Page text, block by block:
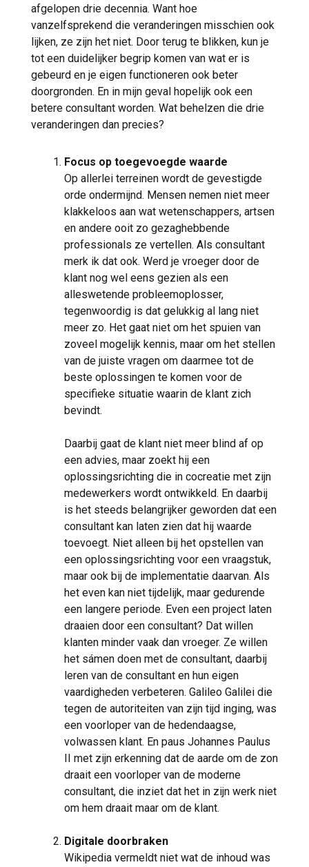
afgelopen drie decennia. Want hoe
vanzelfsprekend die veranderingen misschien ook
lijken, ze zijn het niet. Door terug te blikken, kun je
tot een duidelijker begrip komen van wat er is
gebeurd en je eigen functioneren ook beter
doorgronden. En in mijn geval hopelijk ook een
betere consultant worden. Wat behelzen die drie
veranderingen dan precies?
Focus op toegevoegde waarde
Op allerlei terreinen wordt de gevestigde
orde ondermijnd. Mensen nemen niet meer
klakkeloos aan wat wetenschappers, artsen
en andere ooit zo gezaghebbende
professionals ze vertellen. Als consultant
merk ik dat ook. Werd je vroeger door de
klant nog wel eens gezien als een
alleswetende probleemoplosser,
tegenwoordig is dat gelukkig al lang niet
meer zo. Het gaat niet om het spuien van
zoveel mogelijk kennis, maar om het stellen
van de juiste vragen om daarmee tot de
beste oplossingen te komen voor de
specifieke situatie waarin de klant zich
bevindt.
Daarbij gaat de klant niet meer blind af op
een advies, maar zoekt hij een
oplossingsrichting die in cocreatie met zijn
medewerkers wordt ontwikkeld. En daarbij
is het steeds belangrijker geworden dat een
consultant kan laten zien dat hij waarde
toevoegt. Niet alleen bij het opstellen van
een oplossingsrichting voor een vraagstuk,
maar ook bij de implementatie daarvan. Als
het even kan niet tijdelijk, maar gedurende
een langere periode. Even een project laten
draaien door een consultant? Dat willen
klanten minder vaak dan vroeger. Ze willen
het sámen doen met de consultant, daarbij
leren van de consultant en hun eigen
vaardigheden verbeteren. Galileo Galilei die
tegen de autoriteiten van zijn tijd inging, was
een voorloper van de hedendaagse,
volwassen klant. En paus Johannes Paulus
II met zijn erkenning dat de aarde om de zon
draait een voorloper van de moderne
consultant, die inziet dat het in zijn werk niet
om hem draait maar om de klant.
Digitale doorbraken
Wikipedia vermeldt niet wat de inhoud was